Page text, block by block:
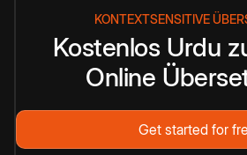
KONTEXTSENSITIVE
Kostenlos Urdu
Online
Get started for